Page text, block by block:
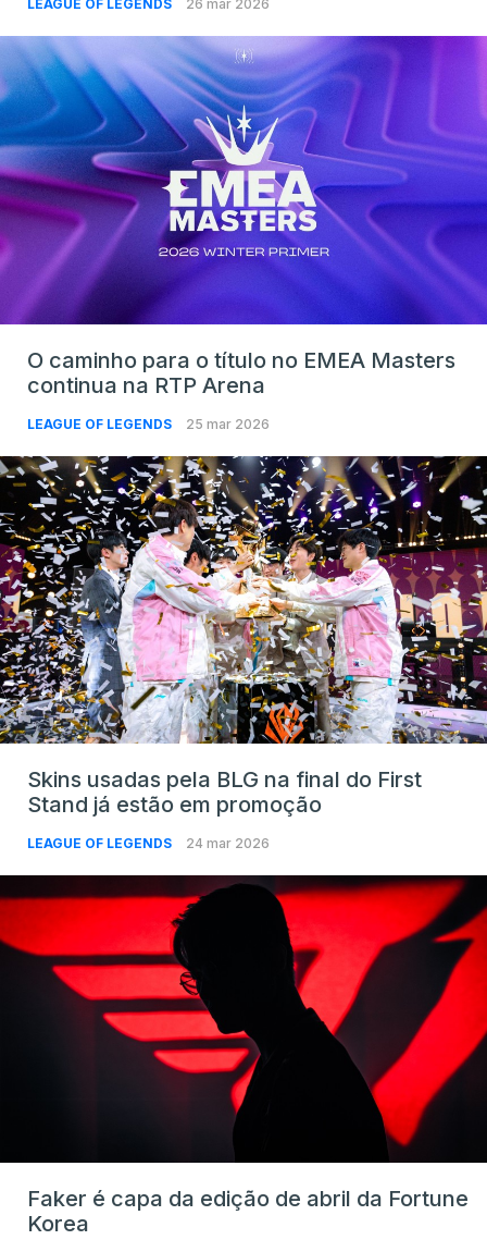
LEAGUE OF LEGENDS 26 mar 2026
O caminho para o título no EMEA Masters
continua na RTP Arena
LEAGUE OF LEGENDS 25 mar 2026
Skins usadas pela BLG na final do First
Stand já estão em promoção
LEAGUE OF LEGENDS 24 mar 2026
Faker é capa da edição de abril da Fortune
Korea